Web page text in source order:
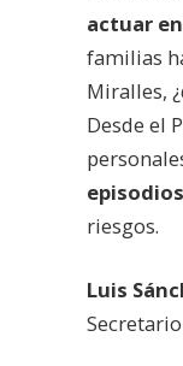
actuar
familias
Miralles,
Desde el
riesgos.
Luis